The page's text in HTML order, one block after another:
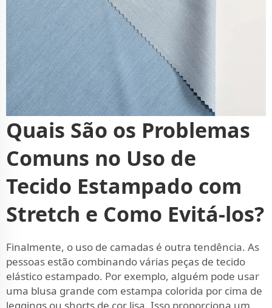
Quais São os Problemas
Comuns no Uso de
Tecido Estampado com
Stretch e Como Evitá-los?
Finalmente, o uso de camadas é outra tendência. As
pessoas estão combinando várias peças de tecido
elástico estampado. Por exemplo, alguém pode usar
uma blusa grande com estampa colorida por cima de